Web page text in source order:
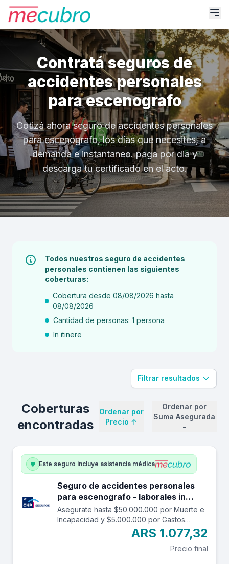
Contratá seguros de
accidentes personales
para escenografo
Cotizá ahora seguro de accidentes personales
para escenografo, los días que necesites, a
demanda e instantaneo. paga por dia y
descarga tu certificado en el acto.
Todos nuestros seguro de accidentes
personales contienen las siguientes
coberturas:
Cobertura desde 08/08/2026 hasta
08/08/2026
Cantidad de personas: 1 persona
In itinere
Filtrar resultados
Coberturas
encontradas
Ordenar por
Precio ↑
Ordenar por
Suma Asegurada
-
Este seguro incluye asistencia médica
Seguro de accidentes personales
para escenografo - laborales in
itinere hasta 50.000.000.
Asegurate hasta $50.000.000 por Muerte e
Incapacidad y $5.000.000 por Gastos
Médicos contra accidentes mientras estás
trabajando y en el trayecto in itinere. Las
edades aceptadas son desde los 14 a los
ARS 1.077,32
Precio final